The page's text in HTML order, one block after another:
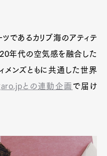
ツであるカリブ海のアティテ
年代の空気感を融合した
メンズともに共通した世界
との連動企画 で届け